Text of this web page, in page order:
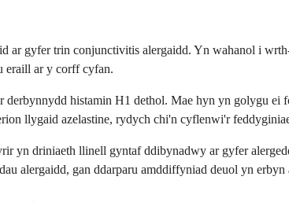
gyfer trin conjunctivitis alergaidd. Yn wahanol i
eraill ar y corff cyfan.
histamin H1 dethol. Mae hyn yn golygu ei
llygaid azelastine, rydych chi'n cyflenwi'r
yn driniaeth llinell gyntaf ddibynadwy ar gyfer
alergaidd, gan ddarparu amddiffyniad deuol yn erbyn